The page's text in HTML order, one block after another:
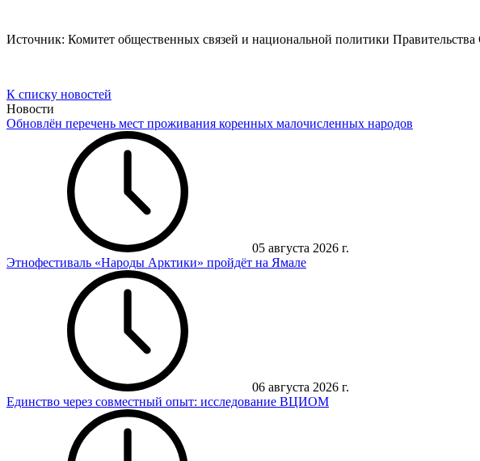
Источник: Комитет общественных связей и национальной политики Правительства
К списку новостей
Новости
Обновлён перечень мест проживания коренных малочисленных народов
05 августа 2026 г.
Этнофестиваль «Народы Арктики» пройдёт на Ямале
06 августа 2026 г.
Единство через совместный опыт: исследование ВЦИОМ